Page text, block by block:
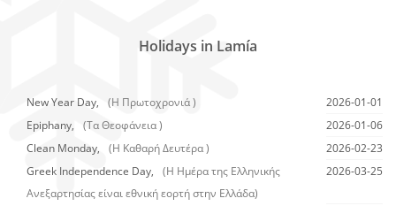
Holidays in Lamía
New Year Day, (Η Πρωτοχρονιά )
2026-01-01
Epiphany,
(Τα Θεοφάνεια )
2026-01-06
Clean Monday,
(Η Καθαρή Δευτέρα )
2026-02-23
Greek Independence Day,
(Η Ημέρα της Ελληνικής
Ανεξαρτησίας είναι εθνική εορτή στην Ελλάδα)
2026-03-25